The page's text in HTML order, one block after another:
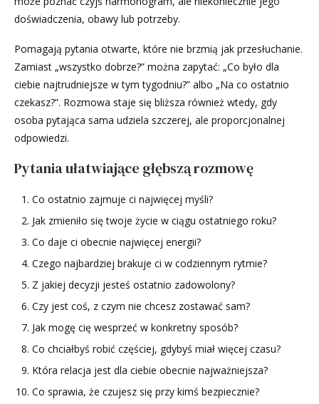
doświadczenia, obawy lub potrzeby.
Pomagają pytania otwarte, które nie brzmią jak przesłuchanie.
Zamiast „wszystko dobrze?” można zapytać: „Co było dla
ciebie najtrudniejsze w tym tygodniu?” albo „Na co ostatnio
czekasz?”. Rozmowa staje się bliższa również wtedy, gdy
osoba pytająca sama udziela szczerej, ale proporcjonalnej
odpowiedzi.
Pytania ułatwiające głębszą rozmowę
Co ostatnio zajmuje ci najwięcej myśli?
Jak zmieniło się twoje życie w ciągu ostatniego roku?
Co daje ci obecnie najwięcej energii?
Czego najbardziej brakuje ci w codziennym rytmie?
Z jakiej decyzji jesteś ostatnio zadowolony?
Czy jest coś, z czym nie chcesz zostawać sam?
Jak mogę cię wesprzeć w konkretny sposób?
Co chciałbyś robić częściej, gdybyś miał więcej czasu?
Która relacja jest dla ciebie obecnie najważniejsza?
Co sprawia, że czujesz się przy kimś bezpiecznie?